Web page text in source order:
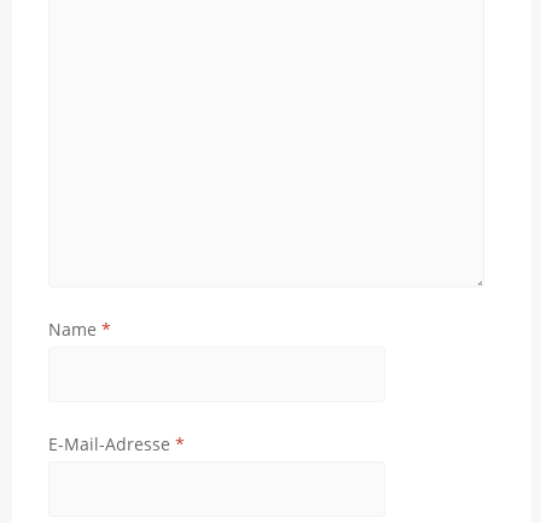
Name *
E-Mail-Adresse *